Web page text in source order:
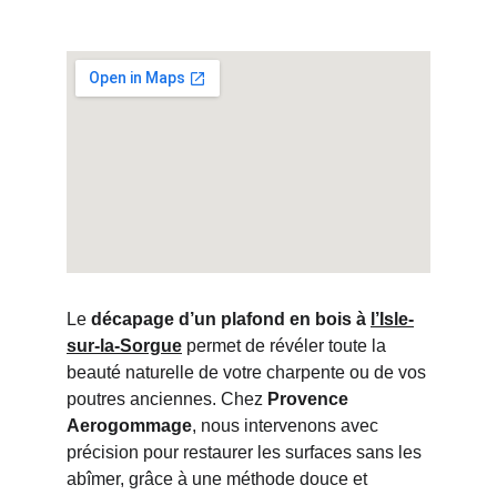
Le décapage d’un plafond en bois à l’Isle-
sur-la-Sorgue permet de révéler toute la
beauté naturelle de votre charpente ou de vos
poutres anciennes. Chez Provence
Aerogommage, nous intervenons avec
précision pour restaurer les surfaces sans les
abîmer, grâce à une méthode douce et